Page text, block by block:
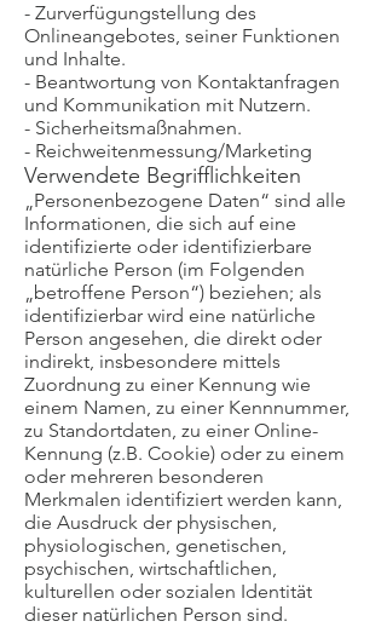
- Zurverfügungstellung des
Onlineangebotes, seiner Funktionen
und Inhalte.
- Beantwortung von Kontaktanfragen
und Kommunikation mit Nutzern.
- Sicherheitsmaßnahmen.
- Reichweitenmessung/Marketing
Verwendete Begrifflichkeiten
„Personenbezogene Daten“ sind alle
Informationen, die sich auf eine
identifizierte oder identifizierbare
natürliche Person (im Folgenden
„betroffene Person“) beziehen; als
identifizierbar wird eine natürliche
Person angesehen, die direkt oder
indirekt, insbesondere mittels
Zuordnung zu einer Kennung wie
einem Namen, zu einer Kennnummer,
zu Standortdaten, zu einer Online-
Kennung (z.B. Cookie) oder zu einem
oder mehreren besonderen
Merkmalen identifiziert werden kann,
die Ausdruck der physischen,
physiologischen, genetischen,
psychischen, wirtschaftlichen,
kulturellen oder sozialen Identität
dieser natürlichen Person sind.